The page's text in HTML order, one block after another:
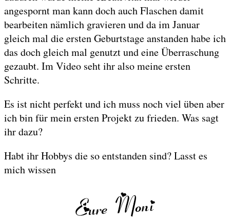
angespornt man kann doch auch Flaschen damit
bearbeiten nämlich gravieren und da im Januar
gleich mal die ersten Geburtstage anstanden habe ich
das doch gleich mal genutzt und eine Überraschung
gezaubt. Im Video seht ihr also meine ersten
Schritte.
Es ist nicht perfekt und ich muss noch viel üben aber
ich bin für mein ersten Projekt zu frieden. Was sagt
ihr dazu?
Habt ihr Hobbys die so entstanden sind? Lasst es
mich wissen